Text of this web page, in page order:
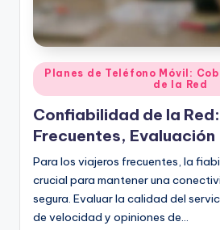
Posted
in
Planes de Teléfono Móvil:
de la Red
Confiabilidad de la
Frecuentes, Evaluación
Para los viajeros frecuentes, la
crucial para mantener una
segura. Evaluar la calidad del
de velocidad y opiniones de…